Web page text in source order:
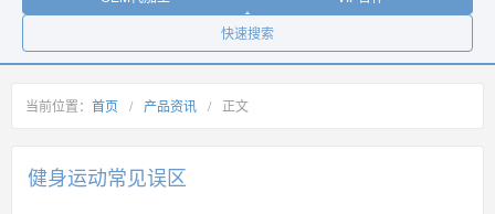
快速搜索
当前位置： 首页 / 产品资讯 / 正文
健身运动常见误区